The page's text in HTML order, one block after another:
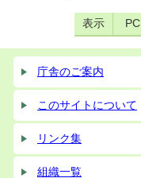
表示 PC
庁舎のご案内
このサイトについて
リンク集
組織一覧